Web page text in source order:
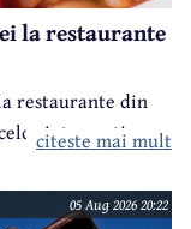
la restaurante
restaurante din
interesați
citeste mai mult
05 Aug 2026 20:22